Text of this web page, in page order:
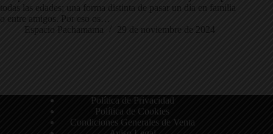
todas las edades; una forma distinta de pasar un día en familia
o entre amigos. Por eso os…
Espacio Pachamama
29 de noviembre de 2024
Política de Privacidad
Política de Cookies
Condiciones Generales de Venta